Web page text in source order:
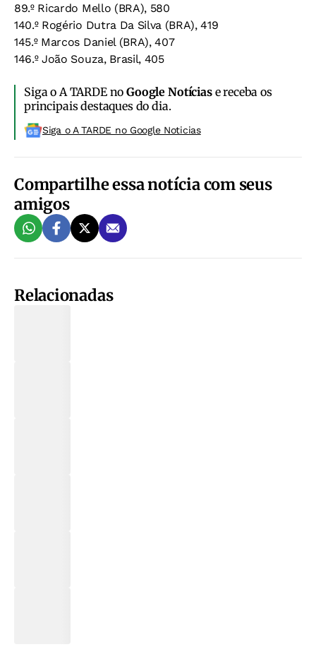
89.º Ricardo Mello (BRA), 580
140.º Rogério Dutra Da Silva (BRA), 419
145.º Marcos Daniel (BRA), 407
146.º João Souza, Brasil, 405
Siga o A TARDE noGoogle Notíciase receba os
principais destaques do dia.
Siga o A TARDE no Google Noticias
Compartilhe essa notícia com seus
amigos
Relacionadas